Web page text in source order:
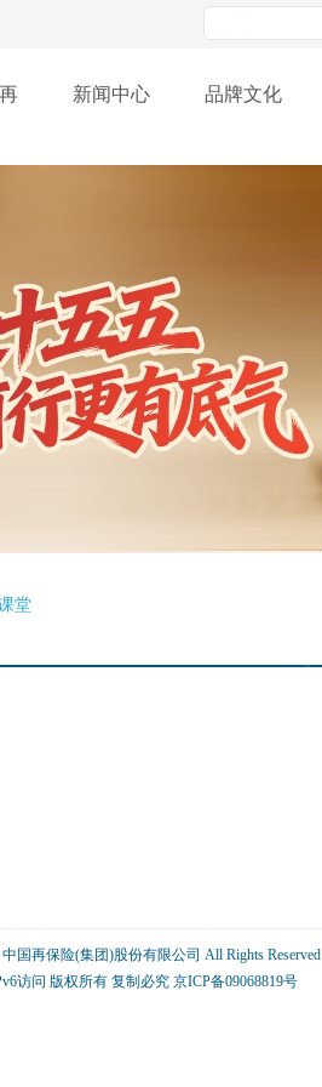
新闻中心 品牌文化
堂
国再保险(集团)股份有限公司 All Rights Reserved
访问 版权所有 复制必究 京ICP备09068819号